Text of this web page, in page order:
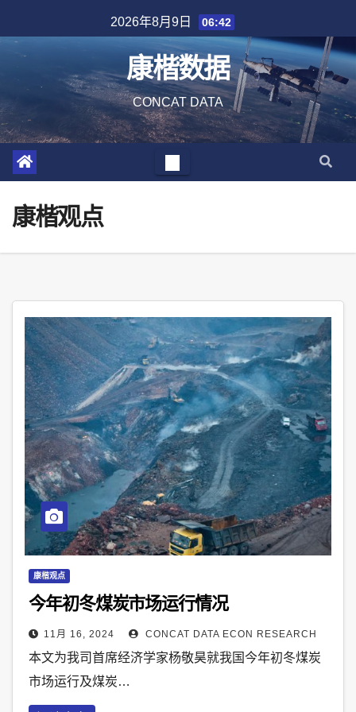
to
content
2026年8月9日 06:42
康楷数据
CONCAT DATA
康楷观点
康楷观点
今年初冬煤炭市场运行情况
11月 16, 2024 CONCAT DATA ECON RESEARCH
本文为我司首席经济学家杨敬昊就我国今年初冬煤炭
市场运行及煤炭…